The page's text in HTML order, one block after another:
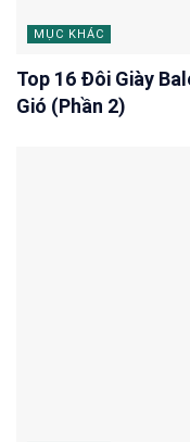
MỤC KHÁC
Top 16 Đôi Giày
Gió (Phần 2)